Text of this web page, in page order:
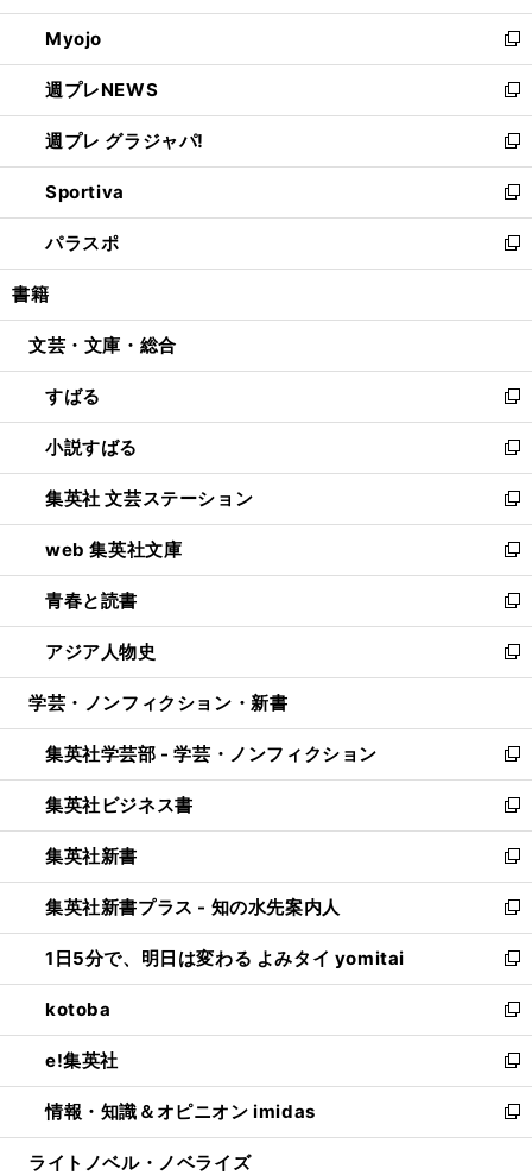
開
く
ウ
で
開
く
ン
ド
ウ
で
開
く
ウ
ィ
ン
ド
ウ
で
開
く
Myojo
新
し
い
ウ
ィ
ン
ド
ウ
で
開
週プレNEWS
新
し
い
ウ
ィ
ン
ド
ウ
開
週プレ グラジャパ!
新
し
い
ウ
ィ
ン
ウ
開
く
Sportiva
新
し
い
ウ
ン
ウ
で
開
く
パラスポ
新
し
ウ
ン
ド
ウ
で
開
く
書籍
文芸・文庫・総合
すばる
新
し
い
ウ
ィ
ン
ド
ウ
で
開
く
小説すばる
新
し
い
ウ
ィ
ン
ド
ウ
で
開
集英社 文芸ステーション
新
し
い
ウ
ィ
ン
ド
ウ
開
く
web 集英社文庫
新
し
い
ウ
ィ
ン
ウ
で
開
く
青春と読書
新
し
い
ウ
ン
ド
ウ
で
開
く
アジア人物史
新
し
ウ
ィ
ン
ド
ウ
で
開
く
学芸・ノンフィクション・新書
集英社学芸部 - 学芸・ノンフィクション
新
し
い
ウ
ィ
ン
ド
ウ
で
開
く
集英社ビジネス書
新
し
い
ウ
ィ
ン
ド
ウ
で
開
く
集英社新書
新
し
い
ウ
ィ
ン
ド
ウ
で
開
く
集英社新書プラス - 知の水先案内人
新
し
い
ウ
ィ
ン
ド
ウ
で
開
1日5分で、明日は変わる よみタイ yomitai
新
し
い
ウ
ィ
ン
ド
ウ
kotoba
新
し
い
ウ
ィ
ン
e!集英社
新
し
い
ウ
情報・知識＆オピニオン imidas
新
し
ライトノベル・ノベライズ